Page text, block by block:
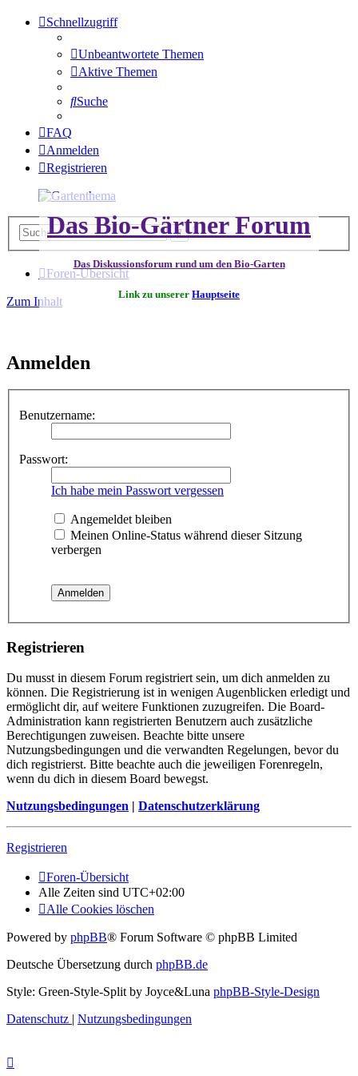
Schnellzugriff
Unbeantwortete Themen
Aktive Themen
Suche
FAQ
Anmelden
Registrieren
Das Bio-Gärtner Forum
Das Diskussionsforum rund um den Bio-Garten
Link zu unserer Hauptseite
SucheErweiterte
Foren-Übersicht
Zum Inhalt
Anmelden
Benutzername:
Passwort:
Ich habe mein Passwort vergessen
Angemeldet bleiben
Meinen Online-Status während dieser Sitzung
verbergen
Registrieren
Du musst in diesem Forum registriert sein, um dich anmelden zu
können. Die Registrierung ist in wenigen Augenblicken erledigt und
ermöglicht dir, auf weitere Funktionen zuzugreifen. Die Board-
Administration kann registrierten Benutzern auch zusätzliche
Berechtigungen zuweisen. Beachte bitte unsere
Nutzungsbedingungen und die verwandten Regelungen, bevor du
dich registrierst. Bitte beachte auch die jeweiligen Forenregeln,
wenn du dich in diesem Board bewegst.
Nutzungsbedingungen | Datenschutzerklärung
Registrieren
Foren-Übersicht
Alle Zeiten sind UTC+02:00
Alle Cookies löschen
Powered by phpBB® Forum Software © phpBB Limited
Deutsche Übersetzung durch phpBB.de
Style: Green-Style-Split by Joyce&Luna phpBB-Style-Design
Datenschutz | Nutzungsbedingungen